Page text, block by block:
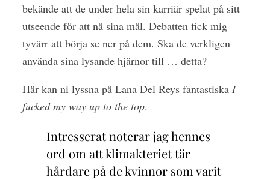
bekände att de under hela sin karriär spelat på sitt
utseende för att nå sina mål. Debatten fick mig
tyvärr att börja se ner på dem. Ska de verkligen
använda sina lysande hjärnor till … detta?
Här kan ni lyssna på Lana Del Reys fantastiska I
fucked my way up to the top.
Intresserat noterar jag hennes
ord om att klimakteriet tär
hårdare på de kvinnor som varit